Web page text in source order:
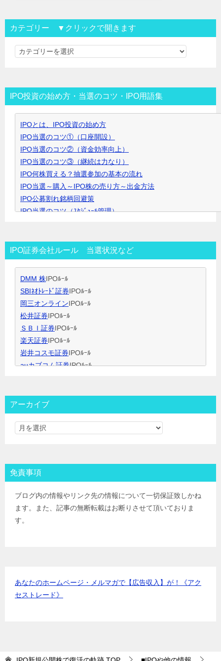
カテゴリー ▼クリックで開きます
カ
リ
ー
▼
ク
リ
ッ
ク
で
開
き
ま
IPO投資の始め方・当選のコツ・IPO用語集
IPOとは、IPO投資の始め方
IPO当選のコツ①（口座開設）
IPO当選のコツ②（資金効率向上）
IPO当選のコツ③（継続は力なり）
IPO何株買える？抽選参加の基本の流れ
IPO当選～購入～IPO株の売り方～出金方法
IPO公募割れ銘柄回避策
IPO当選のコツ（ｽｹｼﾞｭｰﾙ管理）
IPO当選のコツ（無理なく継続）
IPO閑散期、空白期間の過ごし方
IPO証券会社ルール 当選状況など
DMM 株IPOﾙｰﾙ
SBIﾈｵﾄﾚｰﾄﾞ証券IPOﾙｰﾙ
岡三オンラインIPOﾙｰﾙ
松井証券IPOﾙｰﾙ
ＳＢＩ証券IPOﾙｰﾙ
楽天証券IPOﾙｰﾙ
岩井コスモ証券IPOﾙｰﾙ
auカブコム証券IPOﾙｰﾙ
三菱ＵＦＪ証券
みずほ証券IPOﾙｰﾙ
ＳＭＢＣ日興証券
岡三証券IPOﾙｰﾙ
ＧＭＯクリック証券
アイザワ証券IPOﾙｰﾙ
むさし証券
IPOﾙｰﾙ
マネックス証券
アーカイブ
免責事項
ブログ内の情報やリンク先の情報について一切保証致しかね
ます。また、記事の無断転載はお断りさせて頂いておりま
す。
あなたのホームページ・メルマガで【広告収入】が！《アク
セストレード》